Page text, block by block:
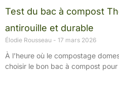
Test du bac à compost
antirouille et durable
Élodie Rousseau 17 mars 2026
À l’heure où le compostage
choisir le bon bac à compost pour